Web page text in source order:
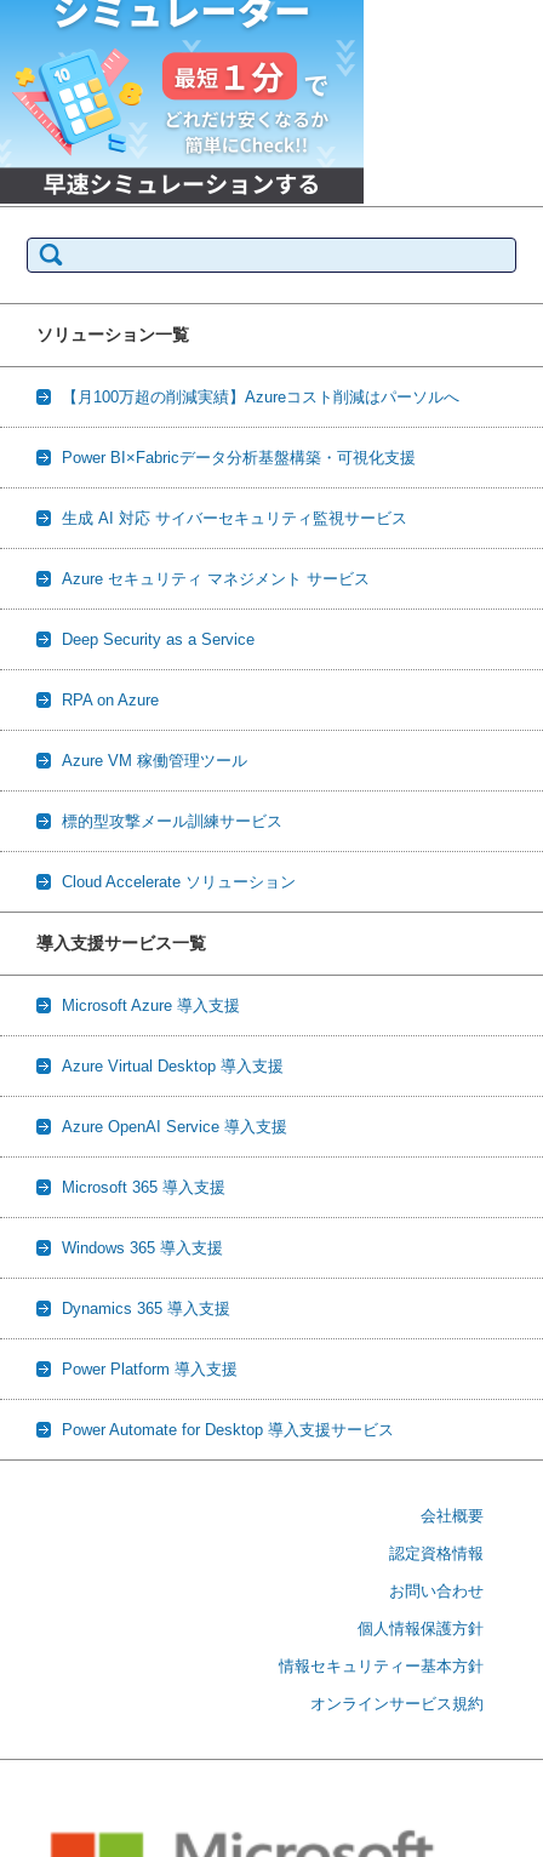
索:
ソリューション一覧
【月100万超の削減実績】Azureコスト削減はパーソルへ
Power BI×Fabricデータ分析基盤構築・可視化支援
生成 AI 対応 サイバーセキュリティ監視サービス
Azure セキュリティ マネジメント サービス
Deep Security as a Service
RPA on Azure
Azure VM 稼働管理ツール
標的型攻撃メール訓練サービス
Cloud Accelerate ソリューション
導入支援サービス一覧
Microsoft Azure 導入支援
Azure Virtual Desktop 導入支援
Azure OpenAI Service 導入支援
Microsoft 365 導入支援
Windows 365 導入支援
Dynamics 365 導入支援
Power Platform 導入支援
Power Automate for Desktop 導入支援サービス
会社概要
認定資格情報
お問い合わせ
個人情報保護方針
情報セキュリティー基本方針
オンラインサービス規約